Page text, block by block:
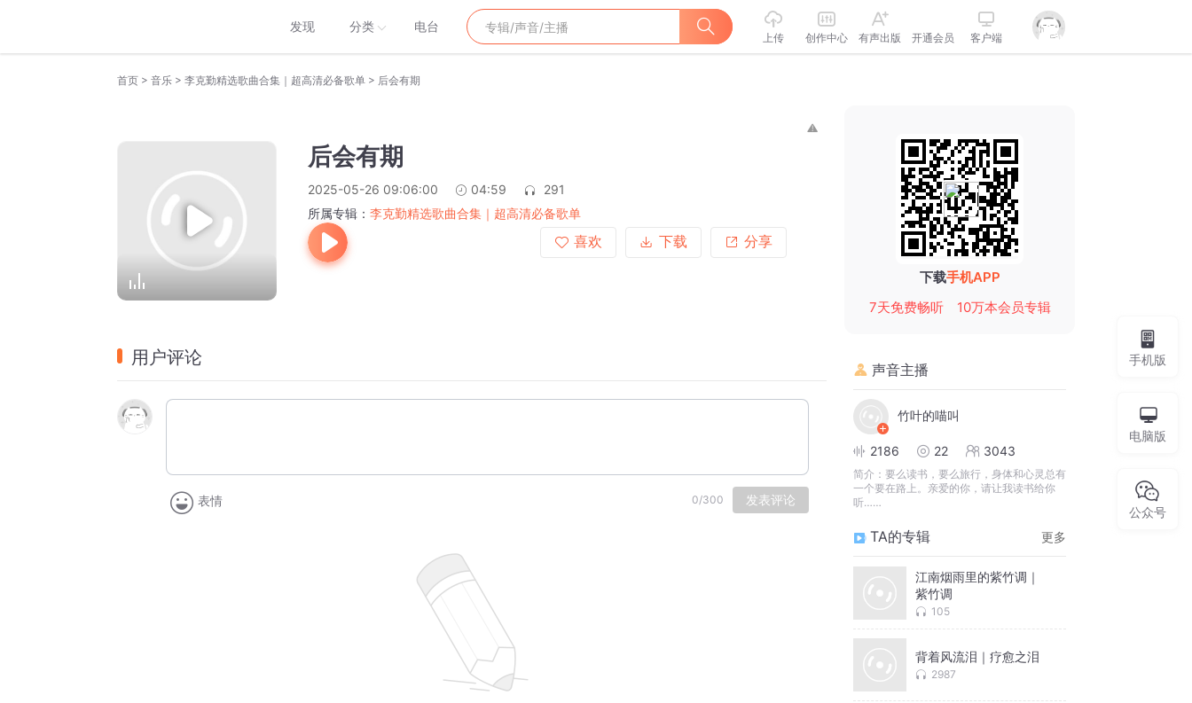
发现 分类 电台
上传 创作中心 有声出版 开通会员 客户端
首页 > 音乐 > 李克勤精选歌曲合集｜超高清必备歌单 > 后会有期
后会有期
2025-05-26 09:06:00 04:59
291
所属专辑： 李克勤精选歌曲合集｜超高清必备歌单
喜欢
下载 分享
用户评论
表情 0/300 发表评论
下载手机APP
7天免费畅听
10万本会员专辑
声音主播
竹叶的喵叫
2186 22 3043
简介： 要么读书，要么旅行，身体和心灵总有
一个要在路上。亲爱的你，请让我读书给你
听……
TA的专辑 更多
江南烟雨里的紫竹调｜
紫竹调
105
背着风流泪｜疗愈之泪
2987
手机版
电脑版
公众号